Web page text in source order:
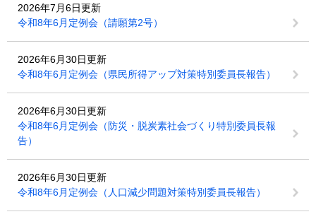
2026年7月6日更新
令和8年6月定例会（請願第2号）
2026年6月30日更新
令和8年6月定例会（県民所得アップ対策特別委員長報告）
2026年6月30日更新
令和8年6月定例会（防災・脱炭素社会づくり特別委員長報
告）
2026年6月30日更新
令和8年6月定例会（人口減少問題対策特別委員長報告）